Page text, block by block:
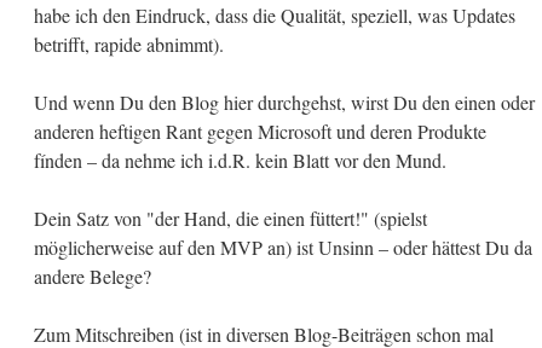
habe ich den Eindruck, dass die Qualität, speziell, was Updates
betrifft, rapide abnimmt).
Und wenn Du den Blog hier durchgehst, wirst Du den einen oder
anderen heftigen Rant gegen Microsoft und deren Produkte
fínden – da nehme ich i.d.R. kein Blatt vor den Mund.
Dein Satz von "der Hand, die einen füttert!" (spielst
möglicherweise auf den MVP an) ist Unsinn – oder hättest Du da
andere Belege?
Zum Mitschreiben (ist in diversen Blog-Beiträgen schon mal